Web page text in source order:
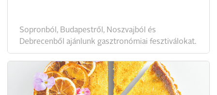
Sopronból, Budapestről, Noszvajból és
Debrecenből ajánlunk gasztronómiai fesztiválokat.